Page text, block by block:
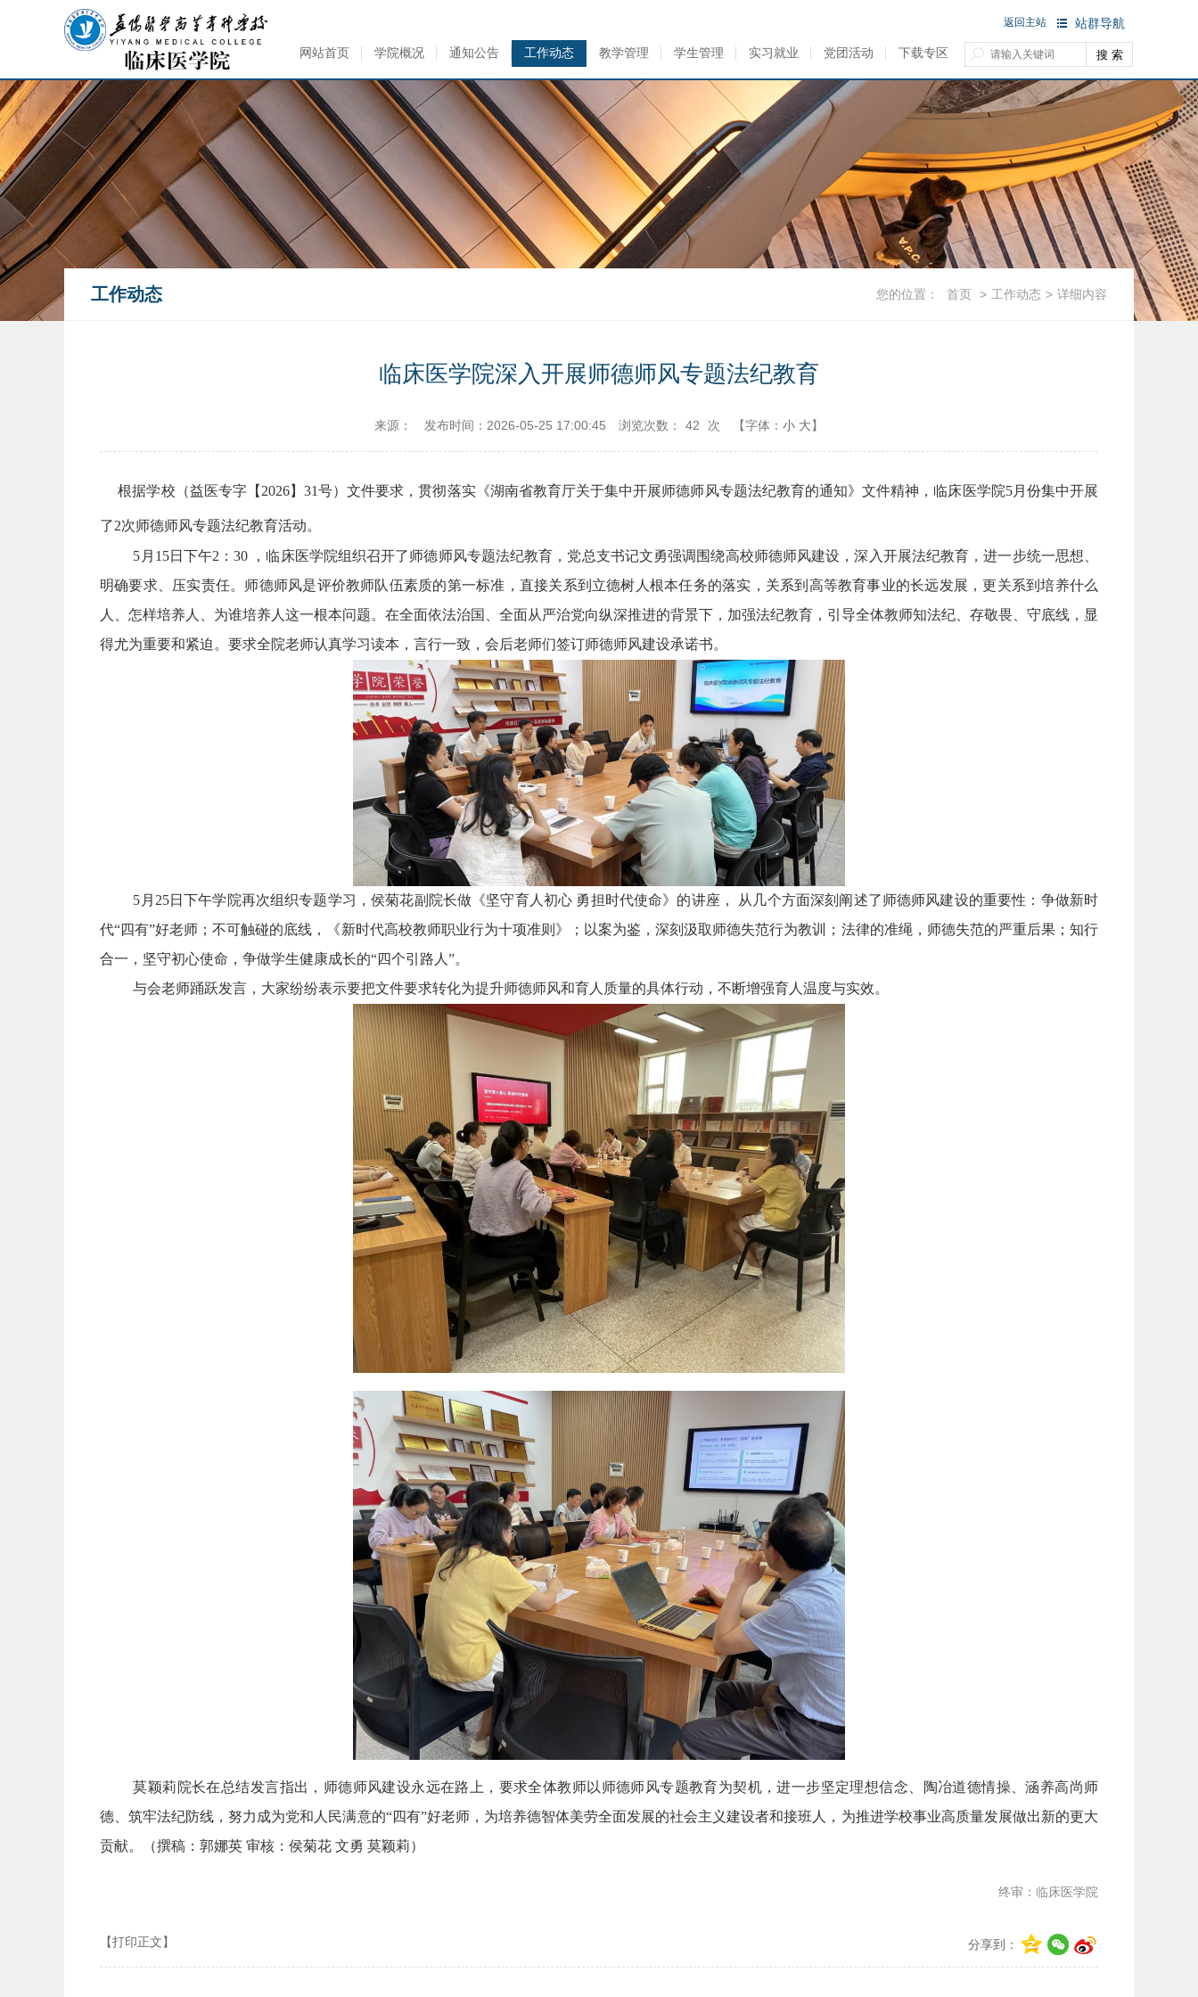
网站首页 学院概况 通知公告 工作动态 教学管理 学生管理 实习就业 党团活动 下载专区
站群导航
返回主站
您的位置： 首页 > 工作动态 > 详细内容
工作动态
临床医学院深入开展师德师风专题法纪教育
来源： 发布时间：2026-05-25 17:00:45 浏览次数： 42 次 【字体： 小 大】
根据学校（益医专字【2026】31号）文件要求，贯彻落实《湖南省教育厅关于集中开展师德师风专题法纪教育的通知》文件精神，临床医学院5月份集中开展
了2次师德师风专题法纪教育活动。
5月15日下午2：30 ，临床医学院组织召开了师德师风专题法纪教育，党总支书记文勇强调围绕高校师德师风建设，深入开展法纪教育，进一步统一思想、
明确要求、压实责任。师德师风是评价教师队伍素质的第一标准，直接关系到立德树人根本任务的落实，关系到高等教育事业的长远发展，更关系到培养什么
人、怎样培养人、为谁培养人这一根本问题。在全面依法治国、全面从严治党向纵深推进的背景下，加强法纪教育，引导全体教师知法纪、存敬畏、守底线，显
得尤为重要和紧迫。要求全院老师认真学习读本，言行一致，会后老师们签订师德师风建设承诺书。
5月25日下午学院再次组织专题学习，侯菊花副院长做《坚守育人初心 勇担时代使命》的讲座， 从几个方面深刻阐述了师德师风建设的重要性：争做新时
代“四有”好老师；不可触碰的底线，《新时代高校教师职业行为十项准则》；以案为鉴，深刻汲取师德失范行为教训；法律的准绳，师德失范的严重后果；知行
合一，坚守初心使命，争做学生健康成长的“四个引路人”。
与会老师踊跃发言，大家纷纷表示要把文件要求转化为提升师德师风和育人质量的具体行动，不断增强育人温度与实效。
莫颖莉院长在总结发言指出，师德师风建设永远在路上，要求全体教师以师德师风专题教育为契机，进一步坚定理想信念、陶冶道德情操、涵养高尚师
德、筑牢法纪防线，努力成为党和人民满意的“四有”好老师，为培养德智体美劳全面发展的社会主义建设者和接班人，为推进学校事业高质量发展做出新的更大
贡献。（撰稿：郭娜英 审核：侯菊花 文勇 莫颖莉）
终审：临床医学院
分享到：
【打印正文】